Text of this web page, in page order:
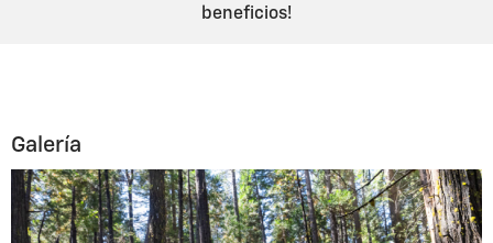
beneficios!
Galería